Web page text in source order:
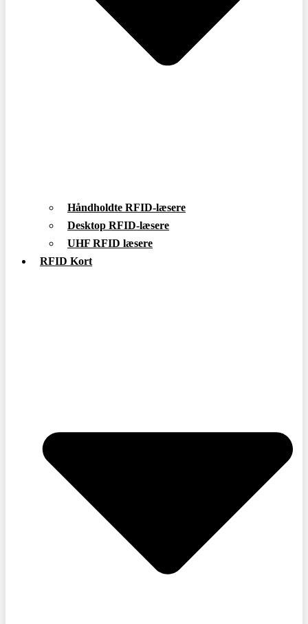
Håndholdte RFID-læsere
Desktop RFID-læsere
UHF RFID læsere
RFID Kort